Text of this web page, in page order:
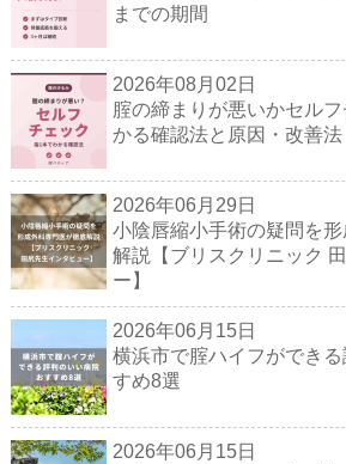
までの期間
2026年08月02日
腟の締まりが悪いかセル
かる確認法と原因・改善法
2026年06月29日
小陰唇縮小手術の疑問を
解説【ブリスクリニック
ー】
2026年06月15日
横浜市で腟ハイフができ
すめ8選
2026年06月15日